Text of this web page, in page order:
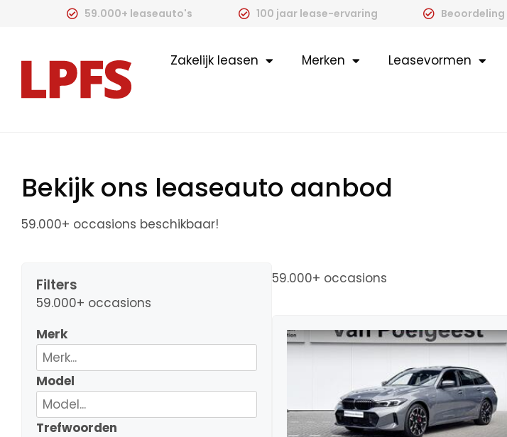
59.000+ leaseauto's 100 jaar lease-ervaring Beoordeling
Zakelijk leasen Merken Leasevormen
Bekijk ons leaseauto aanbod
59.000+ occasions beschikbaar!
Filters
59.000+ occasions
Merk
Model
Trefwoorden
59.000+ occasions